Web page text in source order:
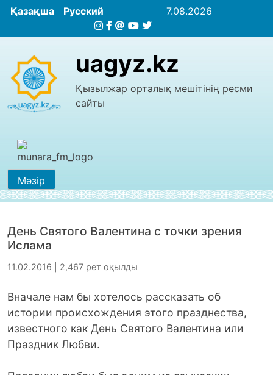
Қазақша Русский 7.08.2026
uagyz.kz
Қызылжар орталық мешітінің ресми
сайты
Мәзір
День Святого Валентина с точки зрения
Ислама
11.02.2016 | 2,467 рет оқылды
Вначале нам бы хотелось рассказать об
истории происхождения этого празднества,
известного как День Святого Валентина или
Праздник Любви.